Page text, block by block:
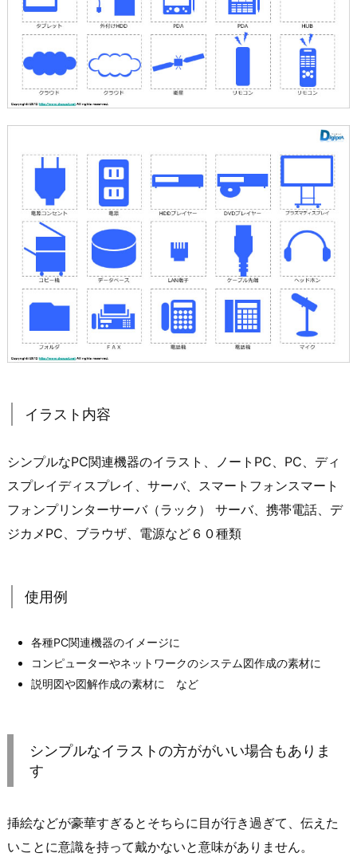
イラスト内容
シンプルなPC関連機器のイラスト、ノートPC、PC、ディ
スプレイディスプレイ、サーバ、スマートフォンスマート
フォンプリンターサーバ（ラック） サーバ、携帯電話、デ
ジカメPC、ブラウザ、電源など６０種類
使用例
各種PC関連機器のイメージに
コンピューターやネットワークのシステム図作成の素材に
説明図や図解作成の素材に など
シンプルなイラストの方ががいい場合もありま
す
挿絵などが豪華すぎるとそちらに目が行き過ぎて、伝えた
いことに意識を持って戴かないと意味がありません。